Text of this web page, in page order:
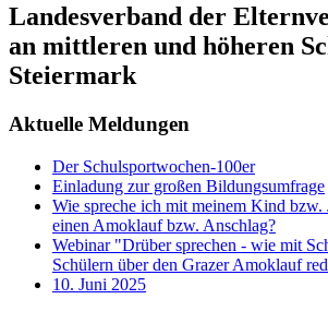
Landesverband der
an mittleren und höheren
Steiermark
Aktuelle Meldungen
Der Schulsportwochen-100er
Einladung zur großen Bildungsumfrage
Wie spreche ich mit meinem Kind bzw.
einen Amoklauf bzw. Anschlag?
Webinar "Drüber sprechen - wie mit
Schülern über den Grazer Amoklauf
10. Juni 2025